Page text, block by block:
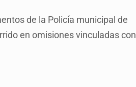
de la Policía municipal de
en omisiones vinculadas con